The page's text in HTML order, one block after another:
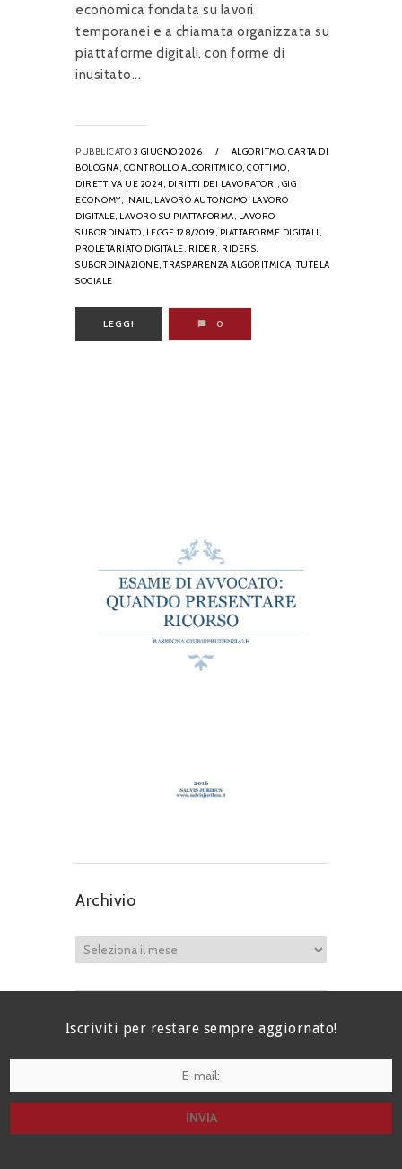
economica fondata su lavori
temporanei e a chiamata organizzata su
piattaforme digitali, con forme di
inusitato...
PUBBLICATO 3 GIUGNO 2026 / ALGORITMO, CARTA DI
BOLOGNA, CONTROLLO ALGORITMICO, COTTIMO,
DIRETTIVA UE 2024, DIRITTI DEI LAVORATORI, GIG
ECONOMY, INAIL, LAVORO AUTONOMO, LAVORO
DIGITALE, LAVORO SU PIATTAFORMA, LAVORO
SUBORDINATO, LEGGE 128/2019, PIATTAFORME DIGITALI,
PROLETARIATO DIGITALE, RIDER, RIDERS,
SUBORDINAZIONE, TRASPARENZA ALGORITMICA, TUTELA
SOCIALE
LEGGI 0
Archivio
Iscriviti per restare sempre aggiornato!